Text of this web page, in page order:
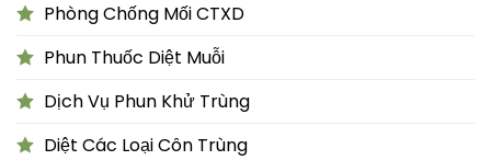
Phòng Chống Mối CTXD
Phun Thuốc Diệt Muỗi
Dịch Vụ Phun Khử Trùng
Diệt Các Loại Côn Trùng